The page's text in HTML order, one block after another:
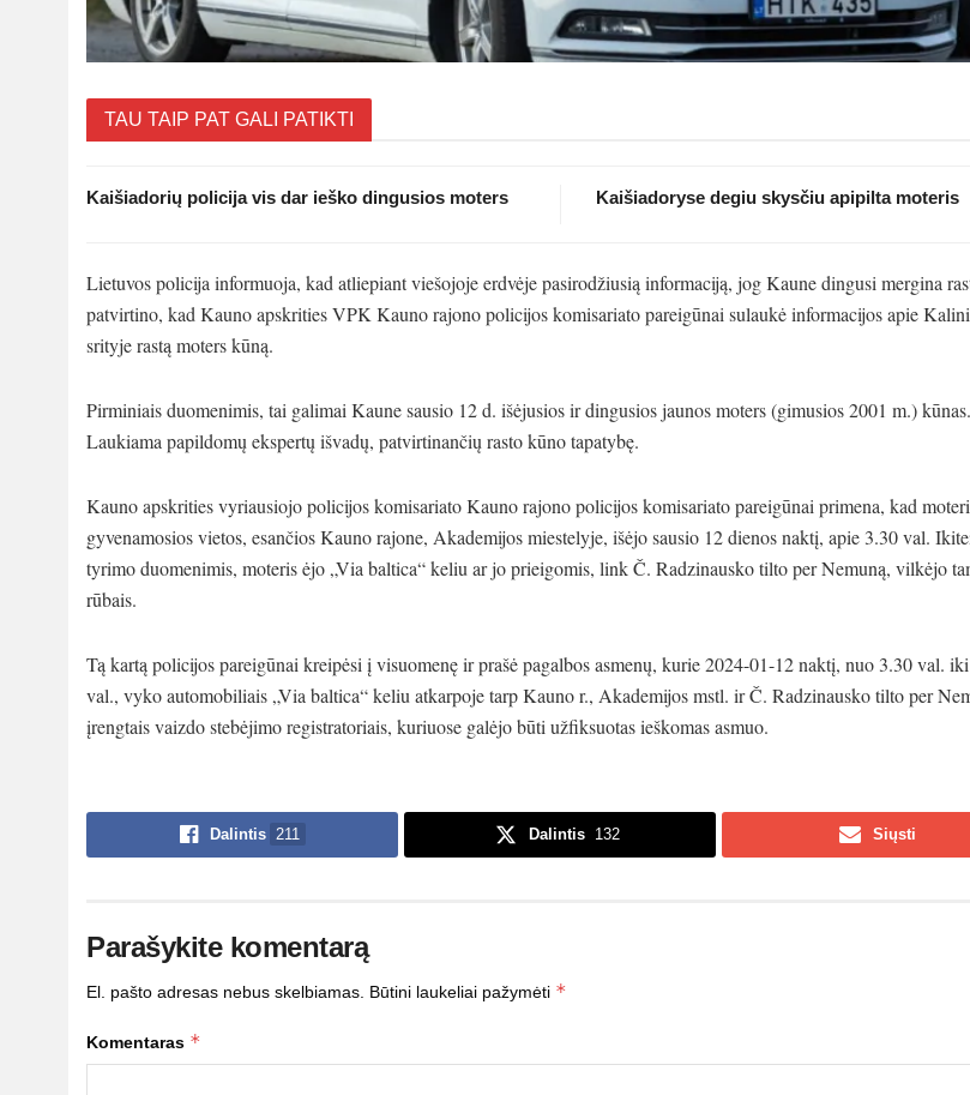
TAU TAIP PAT GALI PATIKTI
Kaišiadorių policija vis dar ieško dingusios moters Kaišiadoryse degiu skysčiu apipilta moteris
Lietuvos policija informuoja, kad atliepiant viešojoje erdvėje pasirodžiusią informaciją, jog Kaune dingusi mergina
patvirtino, kad Kauno apskrities VPK Kauno rajono policijos komisariato pareigūnai sulaukė informacijos apie
srityje rastą moters kūną.
Pirminiais duomenimis, tai galimai Kaune sausio 12 d. išėjusios ir dingusios jaunos moters (gimusios 2001 m.) kūnas.
Laukiama papildomų ekspertų išvadų, patvirtinančių rasto kūno tapatybę.
Kauno apskrities vyriausiojo policijos komisariato Kauno rajono policijos komisariato pareigūnai primena, kad
gyvenamosios vietos, esančios Kauno rajone, Akademijos miestelyje, išėjo sausio 12 dienos naktį, apie 3.30 val.
tyrimo duomenimis, moteris ėjo „Via baltica“ keliu ar jo prieigomis, link Č. Radzinausko tilto per Nemuną, vilkėjo
rūbais.
Tą kartą policijos pareigūnai kreipėsi į visuomenę ir prašė pagalbos asmenų, kurie 2024-01-12 naktį, nuo 3.30 val.
val., vyko automobiliais „Via baltica“ keliu atkarpoje tarp Kauno r., Akademijos mstl. ir Č. Radzinausko tilto per
įrengtais vaizdo stebėjimo registratoriais, kuriuose galėjo būti užfiksuotas ieškomas asmuo.
Dalintis 211 Dalintis 132 Siųsti
Parašykite komentarą
El. pašto adresas nebus skelbiamas. Būtini laukeliai pažymėti *
Komentaras *